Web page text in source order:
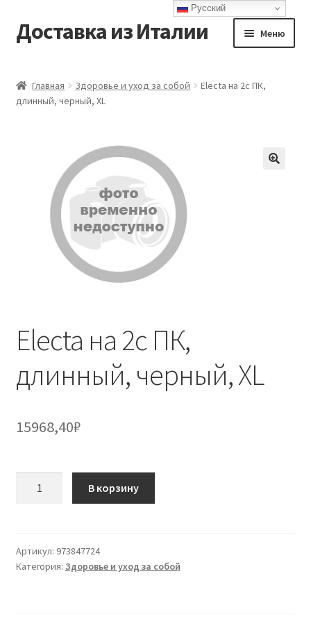
Перейти
к
Перейти
к
Доставка из Италии Меню
Доставка
Оформление заказа
Главная Здоровье и уход за собой
Electa на 2c ПК,
длинный, черный, XL
Electa на 2c ПК,
длинный, черный, XL
15968,40₽
2c
ПК,
В корзину
Артикул: 973847724
Категория: Здоровье и уход за собой
Русский